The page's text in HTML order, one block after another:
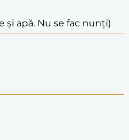
și apă. Nu se fac nunți)